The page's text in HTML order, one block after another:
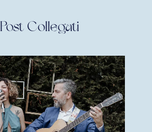
Post Collegati